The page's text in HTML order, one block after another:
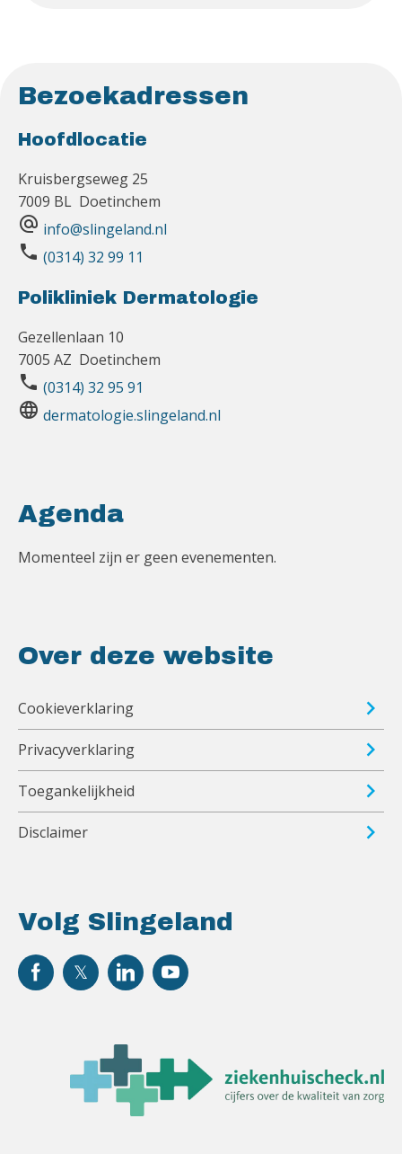
Bezoekadressen
Hoofdlocatie
Kruisbergseweg 25
7009 BL Doetinchem
alternate_email info@slingeland.nl
phone (0314) 32 99 11
Polikliniek Dermatologie
Gezellenlaan 10
7005 AZ Doetinchem
phone (0314) 32 95 91
language dermatologie.slingeland.nl
Volg Slingeland
Agenda
Momenteel zijn er geen evenementen.
Over deze website
Cookieverklaring
Privacyverklaring
Toegankelijkheid
Disclaimer